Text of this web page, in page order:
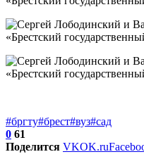
#бргту#брест#вуз#сад
0 61
Поделится VKOK.ru